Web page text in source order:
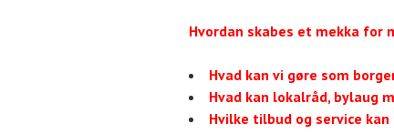
Hvordan skabes et mekka for
Hvad kan vi gøre som
Hvad kan lokalråd, bylaug
Hvilke tilbud og service